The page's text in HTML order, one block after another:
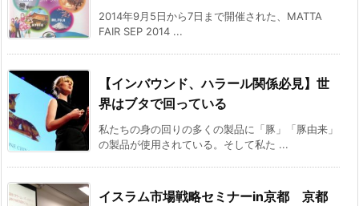
2014年9月5日から7日まで開催された、MATTA
FAIR SEP 2014 ...
【インバウンド、ハラール関係必見】世
界はブタで回っている
私たちの身の回りの多くの製品に「豚」「豚由来」
の製品が使用されている。そして私た ...
イスラム市場戦略セミナーin京都 京都